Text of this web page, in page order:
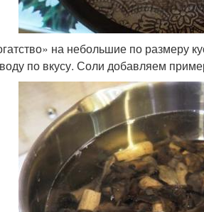
на небольшие по размеру
по вкусу. Соли добавляем